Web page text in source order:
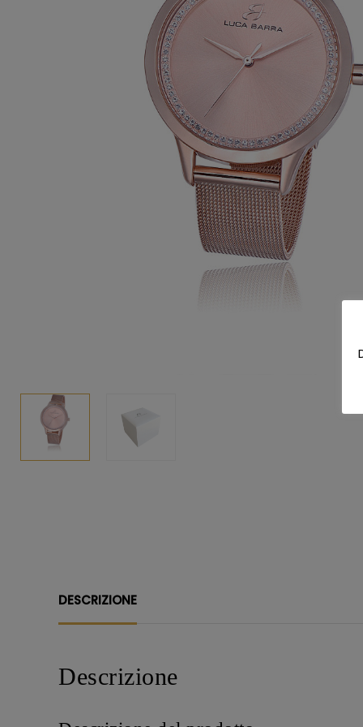
DESCRIZIONE
Descrizione